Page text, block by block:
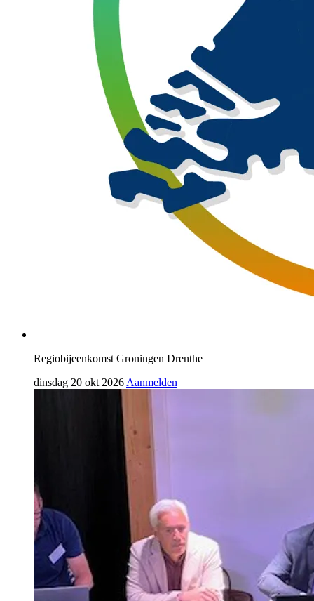
Regiobijeenkomst Groningen Drenthe
dinsdag 20 okt 2026 Aanmelden